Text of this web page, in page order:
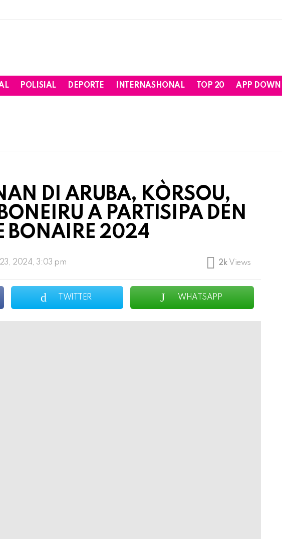
POLISIAL DEPORTE INTERNASHONAL TOP 20 APP
DI ARUBA, KÒRSOU,
A PARTISIPA DEN
BONAIRE 2024
2024, 3:03 pm 2k Views
TWITTER WHATSAPP